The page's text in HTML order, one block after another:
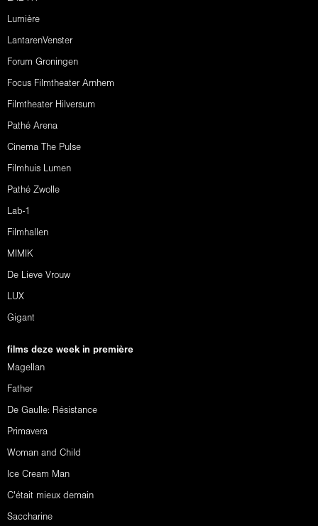
Lumière
LantarenVenster
Forum Groningen
Focus Filmtheater Arnhem
Filmtheater Hilversum
Pathé Arena
Cinema The Pulse
Filmhuis Lumen
Pathé Zwolle
Lab-1
Filmhallen
MIMIK
De Lieve Vrouw
LUX
Gigant
films deze week in première
Magellan
Father
De Gaulle: Résistance
Primavera
Woman and Child
Ice Cream Man
C'était mieux demain
Saccharine